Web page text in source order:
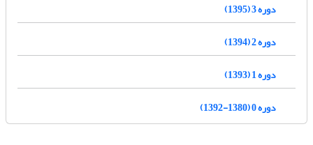
دوره 3 (1395)
دوره 2 (1394)
دوره 1 (1393)
دوره 0 (1380-1392)